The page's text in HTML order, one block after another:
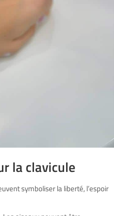
la clavicule
symboliser la liberté, l’espoir